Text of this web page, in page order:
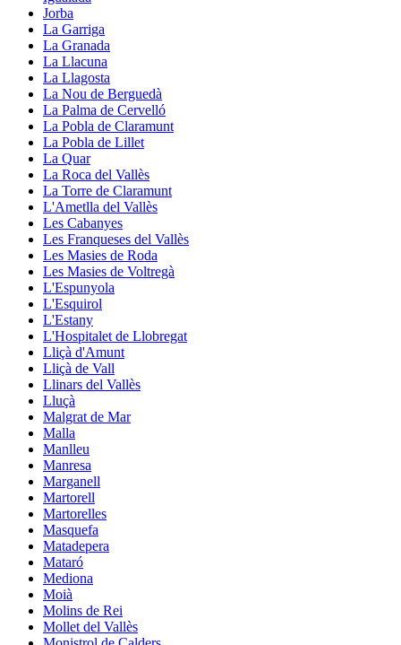
Jorba
La Garriga
La Granada
La Llacuna
La Llagosta
La Nou de Berguedà
La Palma de Cervelló
La Pobla de Claramunt
La Pobla de Lillet
La Quar
La Roca del Vallès
La Torre de Claramunt
L'Ametlla del Vallès
Les Cabanyes
Les Franqueses del Vallès
Les Masies de Roda
Les Masies de Voltregà
L'Espunyola
L'Esquirol
L'Estany
L'Hospitalet de Llobregat
Lliçà d'Amunt
Lliçà de Vall
Llinars del Vallès
Lluçà
Malgrat de Mar
Malla
Manlleu
Manresa
Marganell
Martorell
Martorelles
Masquefa
Matadepera
Mataró
Mediona
Moià
Molins de Rei
Mollet del Vallès